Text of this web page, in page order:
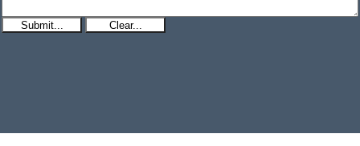
Submit... Clear...